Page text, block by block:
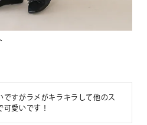
ですがラメがキラキラして他のス
可愛いです！